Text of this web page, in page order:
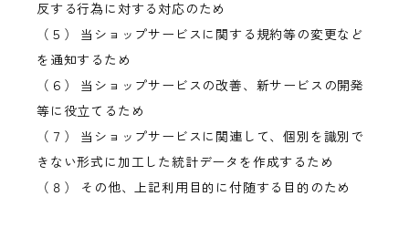
反する行為に対する対応のため
（５） 当ショップサービスに関する規約等の変更など
を通知するため
（６） 当ショップサービスの改善、新サービスの開発
等に役立てるため
（７） 当ショップサービスに関連して、個別を識別で
きない形式に加工した統計データを作成するため
（８） その他、上記利用目的に付随する目的のため